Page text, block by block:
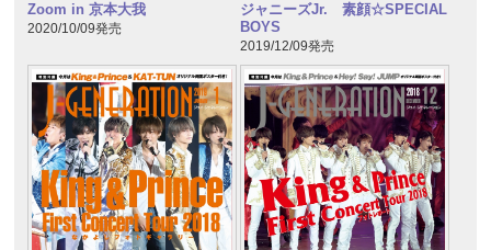
Zoom in 京本大我
2020/10/09発売
ジャニーズJr. 素顔☆SPECIAL
BOYS
2019/12/09発売